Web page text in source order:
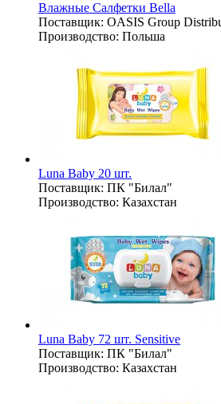
Влажные Салфетки Bella
Поставщик: OASIS Group
Производство: Польша
Luna Baby 20 шт.
Поставщик: ПК "Билал"
Производство: Казахстан
Luna Baby 72 шт. Sensitive
Поставщик: ПК "Билал"
Производство: Казахстан